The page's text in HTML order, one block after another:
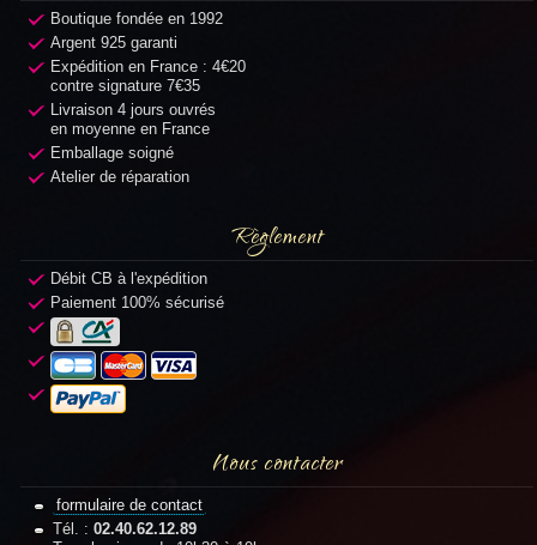
Boutique fondée en 1992
Argent 925 garanti
Expédition en France : 4€20
contre signature 7€35
Livraison 4 jours ouvrés
en moyenne en France
Emballage soigné
Atelier de réparation
Règlement
Débit CB à l'expédition
Paiement 100% sécurisé
Nous contacter
formulaire de contact
Tél. : 02.40.62.12.89